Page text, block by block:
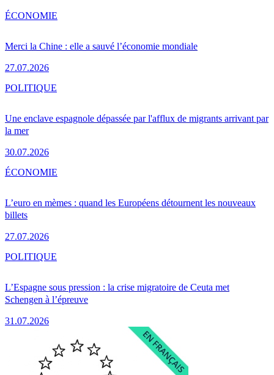
Merci la Chine : elle a sauvé l’économie mondiale
27.07.2026
ÉCONOMIE
Une enclave espagnole dépassée par l'afflux de migrants arrivant par
la mer
30.07.2026
POLITIQUE
L’euro en mèmes : quand les Européens détournent les nouveaux
billets
27.07.2026
ÉCONOMIE
L’Espagne sous pression : la crise migratoire de Ceuta met
Schengen à l’épreuve
31.07.2026
POLITIQUE